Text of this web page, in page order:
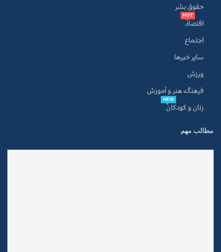
حقوق بشر
اقتصاد
HOT
اجتماع
سایر خبرها
ورزش
فرهنگ، هنر و آموزش
زنان و کودکان
NEW
مطالب مهم